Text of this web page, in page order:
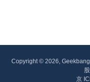
Copyright © 2026,
京